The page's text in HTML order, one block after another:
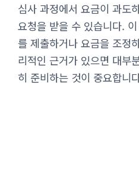
심사 과정에서 요금이 과도
요청을 받을 수 있습니다.
를 제출하거나 요금을 조정
리적인 근거가 있으면 대부
히 준비하는 것이 중요합니